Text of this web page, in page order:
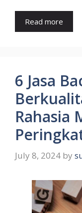
Read more
6 Jasa
Rahasia
July 8, 2024 by